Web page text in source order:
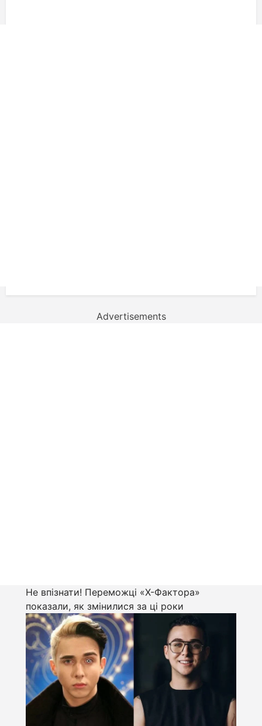
Advertisements
Не впізнати! Переможці «Х-Фактора»
показали, як змінилися за ці роки